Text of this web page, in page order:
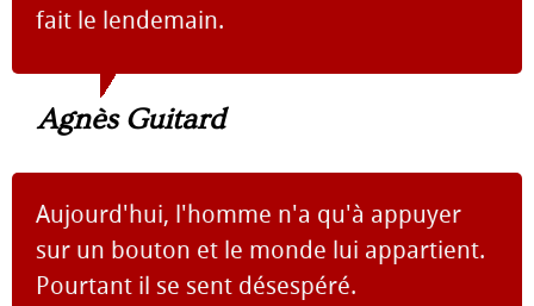
fait le lendemain.
Agnès Guitard
Aujourd'hui, l'homme n'a qu'à appuyer
sur un bouton et le monde lui appartient.
Pourtant il se sent désespéré.